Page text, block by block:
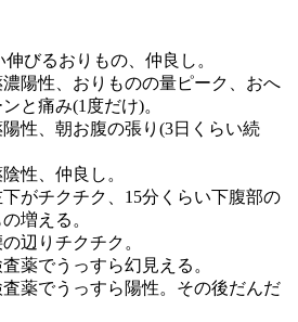
伸びるおりもの、仲良し。
陽性、おりものの量ピーク、おへ
と痛み(1度だけ)。
性、朝お腹の張り(3日くらい続
性、仲良し。
がチクチク、15分くらい下腹部の
増える。
辺りチクチク。
薬でうっすら幻見える。
薬でうっすら陽性。その後だんだ